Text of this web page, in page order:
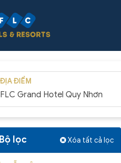
ĐỊA ĐIỂM
FLC Grand Hotel Quy Nhơn
lọc Xóa tất cả lọc